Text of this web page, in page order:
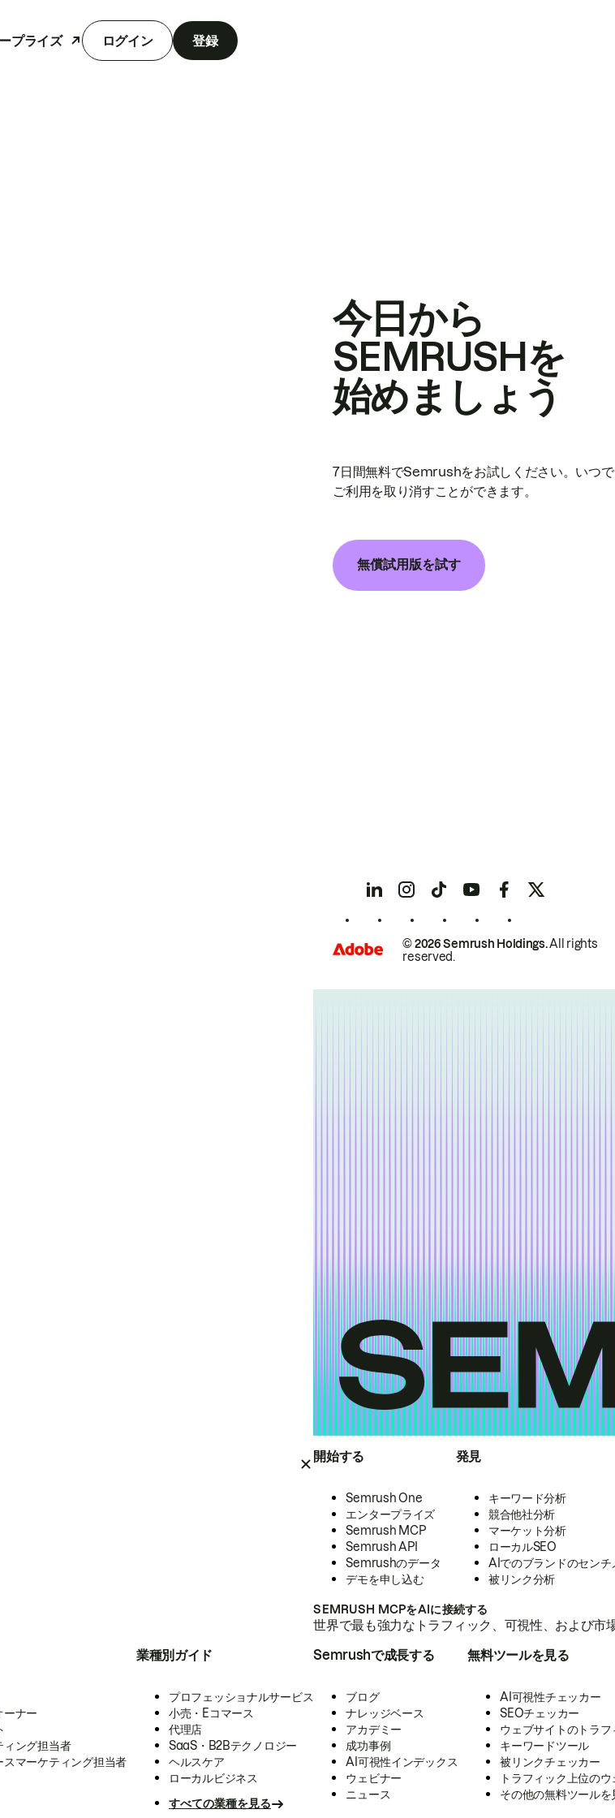
プライズ ログイン 登録
開始する
Semrush One
エンタープライズ
Semrush MCP
Semrush API
Semrushのデータ
デモを申し込む
発見
キーワード分析
競合他社分析
マーケット分析
ローカルSEO
AIでのブランドのセンチ
被リンク分析
SEMRUSH MCPをAIに接続する
世界で最も強力なトラフィック、可視性、および
ーナー
ィング担当者
スマーケティング担当者
業種別ガイド
プロフェッショナルサービス
小売・Eコマース
代理店
SaaS・B2Bテクノロジー
ヘルスケア
ローカルビジネス
すべての業種を見る
Semrushで成長する
ブログ
ナレッジベース
アカデミー
成功事例
AI可視性インデックス
ウェビナー
ニュース
無料ツールを見る
AI可視性チェッカー
SEOチェッカー
ウェブサイトのトラ
キーワードツール
被リンクチェッカー
トラフィック上位の
その他の無料ツールを
今日から
SEMRUSHを
始めましょう
7日間無料でSemrushをお試しください。いつ
ご利用を取り消すことができます。
無償試用版を試す
© 2026 Semrush Holdings.All rights
reserved.